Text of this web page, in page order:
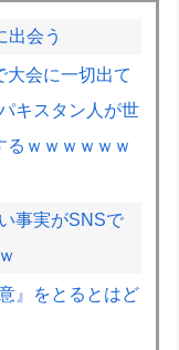
出会う
大会に一切出て
キスタン人が世
ｗｗｗｗｗｗ
事実がSNSで
』をとるとはど